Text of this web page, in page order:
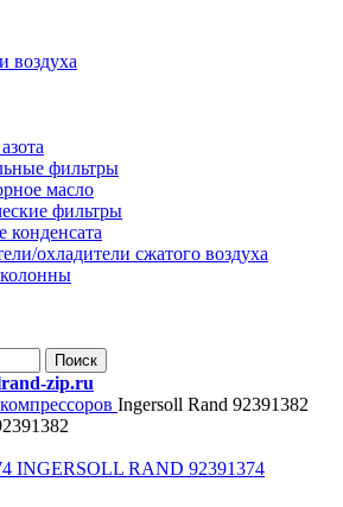
воздуха
фильтры
масло
фильтры
конденсата
охладители сжатого воздуха
Поиск
zip.ru
Ingersoll Rand 92391382
INGERSOLL RAND 92391374